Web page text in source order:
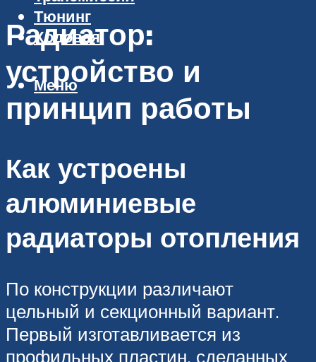
Тюнинг
Ходовая
Меню
Радиатор:
устройство и
принцип работы
Как устроены
алюминиевые
радиаторы отопления
По конструкции различают
цельный и секционный вариант.
Первый изготавливается из
профильных пластин, сделанных